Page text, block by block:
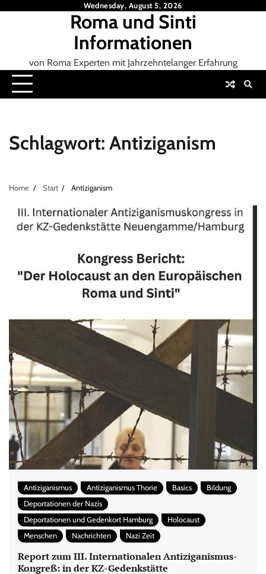
Wednesday, August 5, 2026
Roma und Sinti
Informationen
von Roma Experten mit Jahrzehntelanger Erfahrung
Schlagwort: Antiziganism
Home Start Antiziganism
Antiziganismus Antiziganismus Thorie Basics
Bildung
Deportationen der Nazis
Deportationen und Gedenkort Hamburg
Holocaust
Menschen
Nachrichten Nazi Zeit
Report zum III. Internationalen Antiziganismus-
Kongreß: in der KZ-Gedenkstätte